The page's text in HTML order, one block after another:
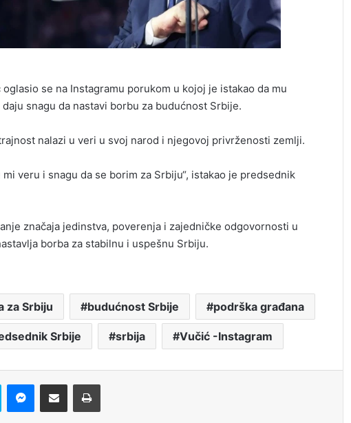
se na Instagramu porukom u kojoj je istakao da mu
snagu da nastavi borbu za budućnost Srbije.
nalazi u veri u svoj narod i njegovoj privrženosti zemlji.
veru i snagu da se borim za Srbiju“, istakao je predsednik
značaja jedinstva, poverenja i zajedničke odgovornosti u
borba za stabilnu i uspešnu Srbiju.
za Srbiju budućnost Srbije podrška građana
Srbije srbija Vučić -Instagram